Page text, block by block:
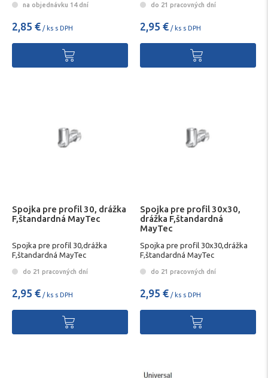
na objednávku 14 dní
2,85 € / ks s DPH
do 21 pracovných dní
2,95 € / ks s DPH
Spojka pre profil 30, drážka
F,štandardná MayTec
Spojka pre profil 30,drážka
F,štandardná MayTec
do 21 pracovných dní
2,95 € / ks s DPH
Spojka pre profil 30x30,
drážka F,štandardná
MayTec
Spojka pre profil 30x30,drážka
F,štandardná MayTec
do 21 pracovných dní
2,95 € / ks s DPH